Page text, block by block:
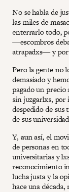
No se habla de
las miles de
enterrarlo todo,
―‍escombros
atrapadxs― y por
Pero la gente no
demasiado y
pagado un precio
sin juzgarlxs, por
despedido de sus
de sus
Y, aun así, el
de personas en
universitarias y
reconocimiento
lucha justa y la
hace una